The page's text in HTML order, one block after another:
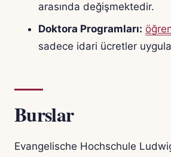
arasında değişmektedir.
Doktora Programları:
sadece idari ücretler
Burslar
Evangelische Hochschule